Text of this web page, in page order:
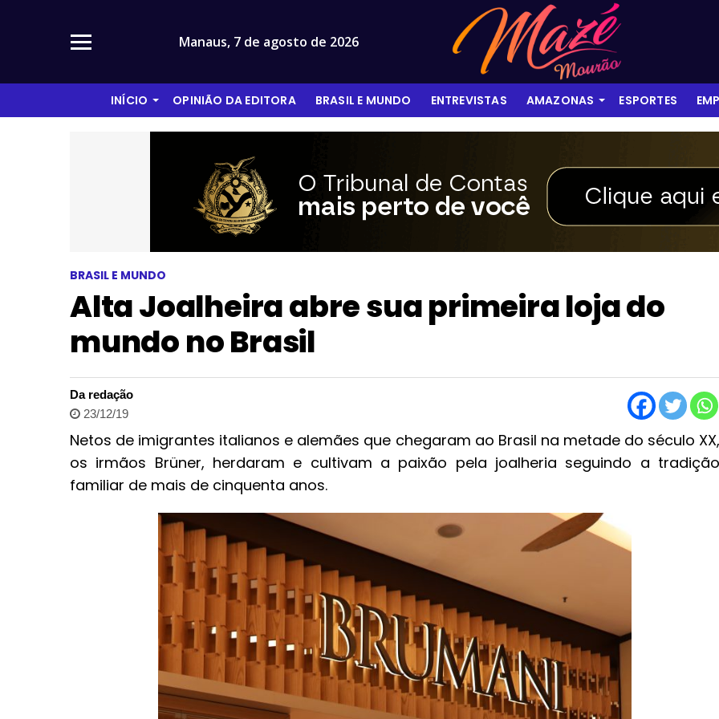
Manaus, 7 de agosto de 2026
INÍCIO OPINIÃO DA EDITORA BRASIL E MUNDO ENTREVISTAS AMAZONAS ESPORTES
BRASIL E MUNDO
Alta Joalheira abre sua primeira loja do
mundo no Brasil
Da redação
23/12/19
Netos de imigrantes italianos e alemães que chegaram ao Brasil na metade do século XX,
os irmãos Brüner, herdaram e cultivam a paixão pela joalheria seguindo a tradição
familiar de mais de cinquenta anos.